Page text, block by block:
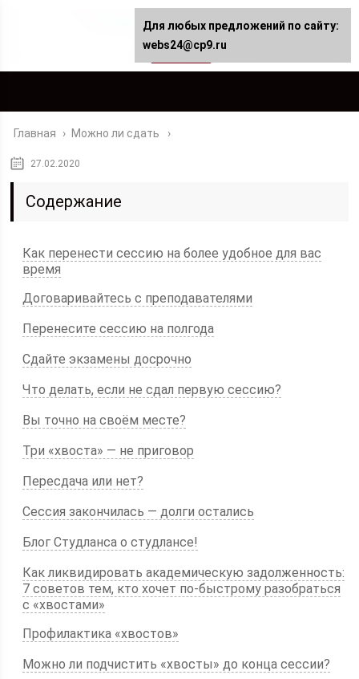
Главная › Можно ли сдать
27.02.2020
Содержание
Как перенести сессию на более удобное для вас
время
Договаривайтесь с преподавателями
Перенесите сессию на полгода
Сдайте экзамены досрочно
Что делать, если не сдал первую сессию?
Вы точно на своём месте?
Три «хвоста» — не приговор
Пересдача или нет?
Сессия закончилась — долги остались
Блог Студланса о студлансе!
Как ликвидировать академическую задолженность:
7 советов тем, кто хочет по-быстрому разобраться
с «хвостами»
Профилактика «хвостов»
Можно ли подчистить «хвосты» до конца сессии?
Для любых предложений по сайту:
webs24@cp9.ru